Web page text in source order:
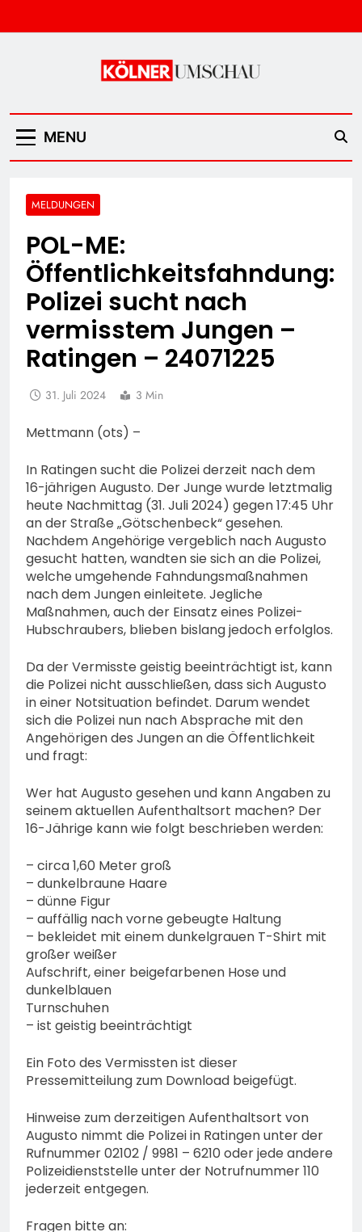
to
Kölner Umschau
MENU
MELDUNGEN
POL-ME:
Öffentlichkeitsfahndung:
Polizei sucht nach
vermisstem Jungen –
Ratingen – 24071225
31. Juli 2024 3 Min
Mettmann (ots) –
In Ratingen sucht die Polizei derzeit nach dem
16-jährigen Augusto. Der Junge wurde letztmalig
heute Nachmittag (31. Juli 2024) gegen 17:45 Uhr
an der Straße „Götschenbeck“ gesehen.
Nachdem Angehörige vergeblich nach Augusto
gesucht hatten, wandten sie sich an die Polizei,
welche umgehende Fahndungsmaßnahmen
nach dem Jungen einleitete. Jegliche
Maßnahmen, auch der Einsatz eines Polizei-
Hubschraubers, blieben bislang jedoch erfolglos.
Da der Vermisste geistig beeinträchtigt ist, kann
die Polizei nicht ausschließen, dass sich Augusto
in einer Notsituation befindet. Darum wendet
sich die Polizei nun nach Absprache mit den
Angehörigen des Jungen an die Öffentlichkeit
und fragt:
Wer hat Augusto gesehen und kann Angaben zu
seinem aktuellen Aufenthaltsort machen? Der
16-Jährige kann wie folgt beschrieben werden:
– circa 1,60 Meter groß
– dunkelbraune Haare
– dünne Figur
– auffällig nach vorne gebeugte Haltung
– bekleidet mit einem dunkelgrauen T-Shirt mit
großer weißer
Aufschrift, einer beigefarbenen Hose und
dunkelblauen
Turnschuhen
– ist geistig beeinträchtigt
Ein Foto des Vermissten ist dieser
Pressemitteilung zum Download beigefügt.
Hinweise zum derzeitigen Aufenthaltsort von
Augusto nimmt die Polizei in Ratingen unter der
Rufnummer 02102 / 9981 – 6210 oder jede andere
Polizeidienststelle unter der Notrufnummer 110
jederzeit entgegen.
Fragen bitte an: